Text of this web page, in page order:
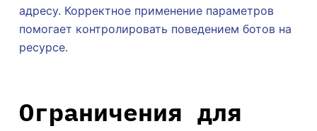
адресу. Корректное применение параметров
помогает контролировать поведением ботов на
ресурсе.
Ограничения для